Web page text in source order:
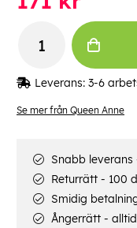
Se mer från Queen Anne
Leverans: 3-6
Snabb
Returrätt - 100
Smidig
Ångerrätt -